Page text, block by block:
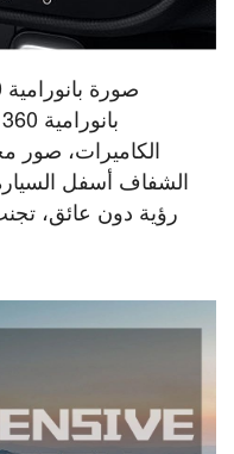
الكاميرات، صور
الشفاف أسفل
رؤية دون عائق،